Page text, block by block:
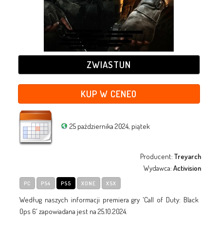
ZWIASTUN
KUP W CENEO
25 października 2024, piątek
Producent:Treyarch
Wydawca:Activision
PC PS4 PS5 XONE XSX
Według naszych informacji premiera gry 'Call of Duty: Black
Ops 6' zapowiadana jest na 25.10.2024.